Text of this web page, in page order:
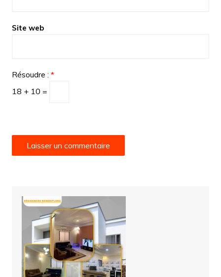
Site web
Résoudre : *
18 + 10 =